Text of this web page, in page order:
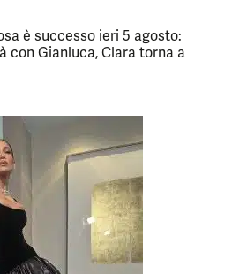
è successo ieri 5 agosto:
con Gianluca, Clara torna a